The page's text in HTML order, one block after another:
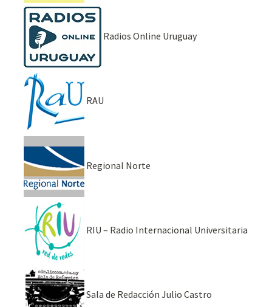
Radios Online Uruguay
RAU
Regional Norte
RIU – Radio Internacional Universitaria
Sala de Redacción Julio Castro